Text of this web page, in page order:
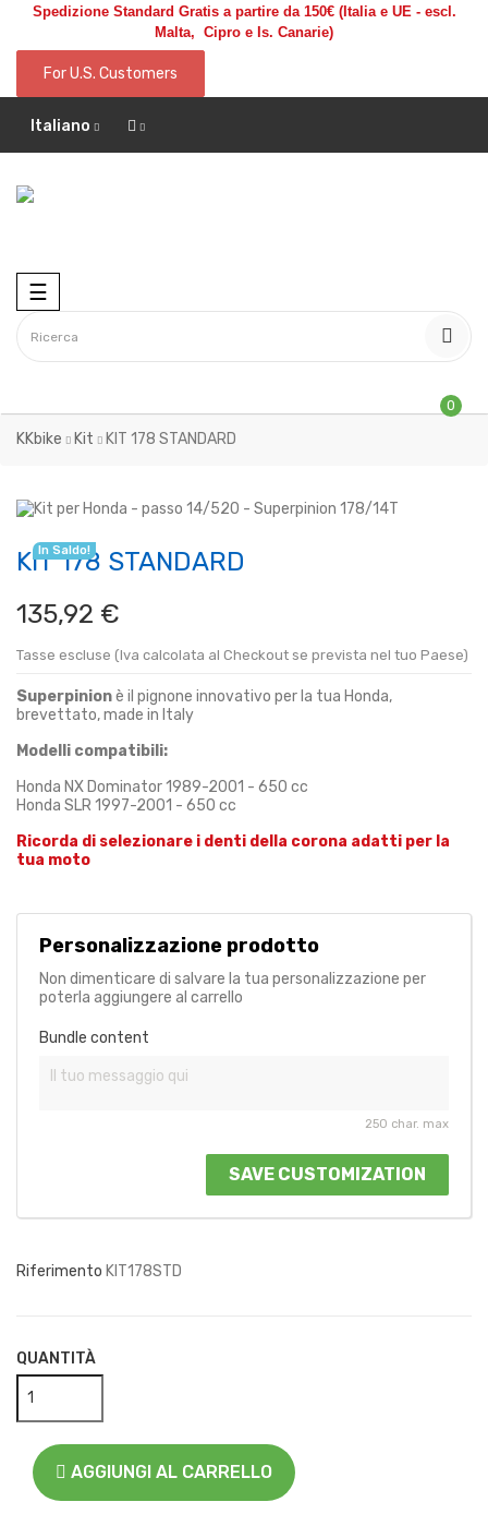
Spedizione Standard Gratis a partire da 150€ (Italia e UE - escl.
Malta, Cipro e Is. Canarie)
For U.S. Customers
Italiano
Toggle
navigation
☰
0
KKbike Kit KIT 178 STANDARD
In Saldo!
KIT 178 STANDARD
135,92 €
Tasse escluse (Iva calcolata al Checkout se prevista nel tuo Paese)
Superpinionè il pignone innovativo per la tua Honda,
brevettato, made in Italy
Modelli compatibili:
Honda NX Dominator 1989-2001 - 650 cc
Honda SLR 1997-2001 - 650 cc
Ricorda di selezionare i denti della corona adatti per la
tua moto
Personalizzazione prodotto
Non dimenticare di salvare la tua personalizzazione per
poterla aggiungere al carrello
Bundle content
250 char. max
SAVE CUSTOMIZATION
Riferimento KIT178STD
QUANTITÀ
AGGIUNGI AL CARRELLO